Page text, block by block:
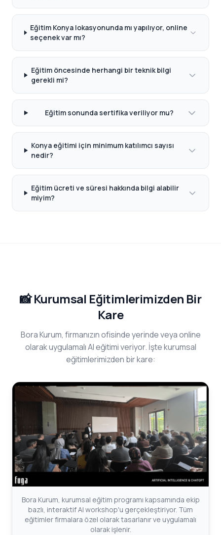
Eğitim Konya lokasyonunda mı yapılıyor, online
seçenek var mı?
Eğitim öncesinde herhangi bir teknik bilgi
gerekli mi?
Eğitim sonunda sertifika veriliyor mu?
Konya eğitimi için minimum katılımcı sayısı
nedir?
Eğitim ücreti ve süresi hakkında bilgi alabilir
miyim?
📸 Kurumsal Eğitimlerimizden Bir
Kare
Bora Kurum, firmanızın ofisinde yerinde veya online
olarak uygulamalı AI eğitimi veriyor. İşte kurumsal
eğitimlerimizden bir kare:
Bora Kurum, kurumsal eğitim programı kapsamında ekip
bazlı, interaktif AI workshop'u gerçekleştiriyor. Tüm
eğitimler firmalara özel olarak tasarlanır ve uygulamalı
olarak işlenir.